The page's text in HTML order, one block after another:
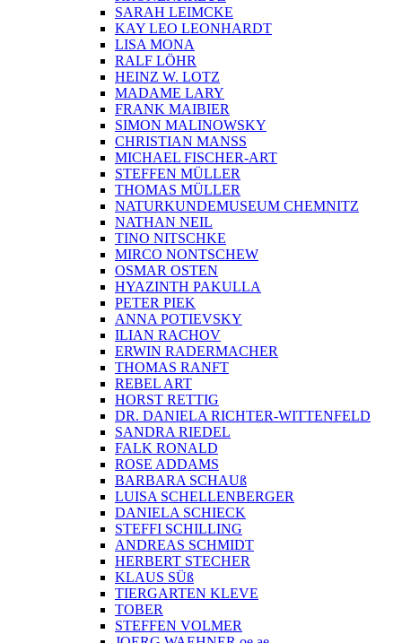
SARAH LEIMCKE
KAY LEO LEONHARDT
LISA MONA
RALF LÖHR
HEINZ W. LOTZ
MADAME LARY
FRANK MAIBIER
SIMON MALINOWSKY
CHRISTIAN MANSS
MICHAEL FISCHER-ART
STEFFEN MÜLLER
THOMAS MÜLLER
NATURKUNDEMUSEUM CHEMNITZ
NATHAN NEIL
TINO NITSCHKE
MIRCO NONTSCHEW
OSMAR OSTEN
HYAZINTH PAKULLA
PETER PIEK
ANNA POTIEVSKY
ILIAN RACHOV
ERWIN RADERMACHER
THOMAS RANFT
REBEL ART
HORST RETTIG
DR. DANIELA RICHTER-WITTENFELD
SANDRA RIEDEL
FALK RONALD
ROSE ADDAMS
BARBARA SCHAUß
LUISA SCHELLENBERGER
DANIELA SCHIECK
STEFFI SCHILLING
ANDREAS SCHMIDT
HERBERT STECHER
KLAUS SÜß
TIERGARTEN KLEVE
TOBER
STEFFEN VOLMER